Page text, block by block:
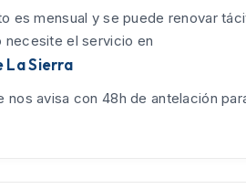
es mensual y se puede renovar
necesite el servicio en
La Sierra
nos avisa con 48h de antelación